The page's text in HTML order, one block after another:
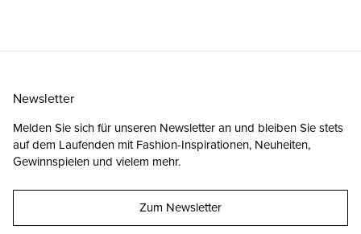
Newsletter
Melden Sie sich für unseren Newsletter an und bleiben Sie stets
auf dem Laufenden mit Fashion-Inspirationen, Neuheiten,
Gewinnspielen und vielem mehr.
Zum Newsletter